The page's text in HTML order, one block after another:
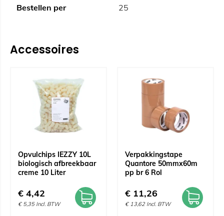
Bestellen per 25
Accessoires
Opvulchips IEZZY 10L
biologisch afbreekbaar
creme 10 Liter
€ 4,42
€ 5,35 Incl. BTW
Verpakkingstape
Quantore 50mmx60m
pp br 6 Rol
€ 11,26
€ 13,62 Incl. BTW